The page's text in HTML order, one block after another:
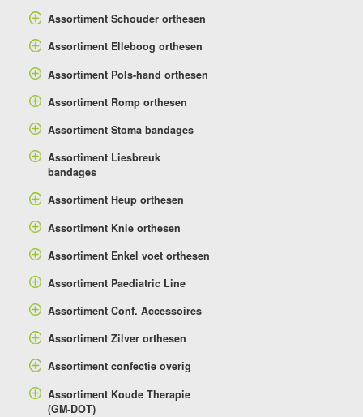
Assortiment Schouder orthesen
Assortiment Elleboog orthesen
Assortiment Pols-hand orthesen
Assortiment Romp orthesen
Assortiment Stoma bandages
Assortiment Liesbreuk
bandages
Assortiment Heup orthesen
Assortiment Knie orthesen
Assortiment Enkel voet orthesen
Assortiment Paediatric Line
Assortiment Conf. Accessoires
Assortiment Zilver orthesen
Assortiment confectie overig
Assortiment Koude Therapie
(GM-DOT)